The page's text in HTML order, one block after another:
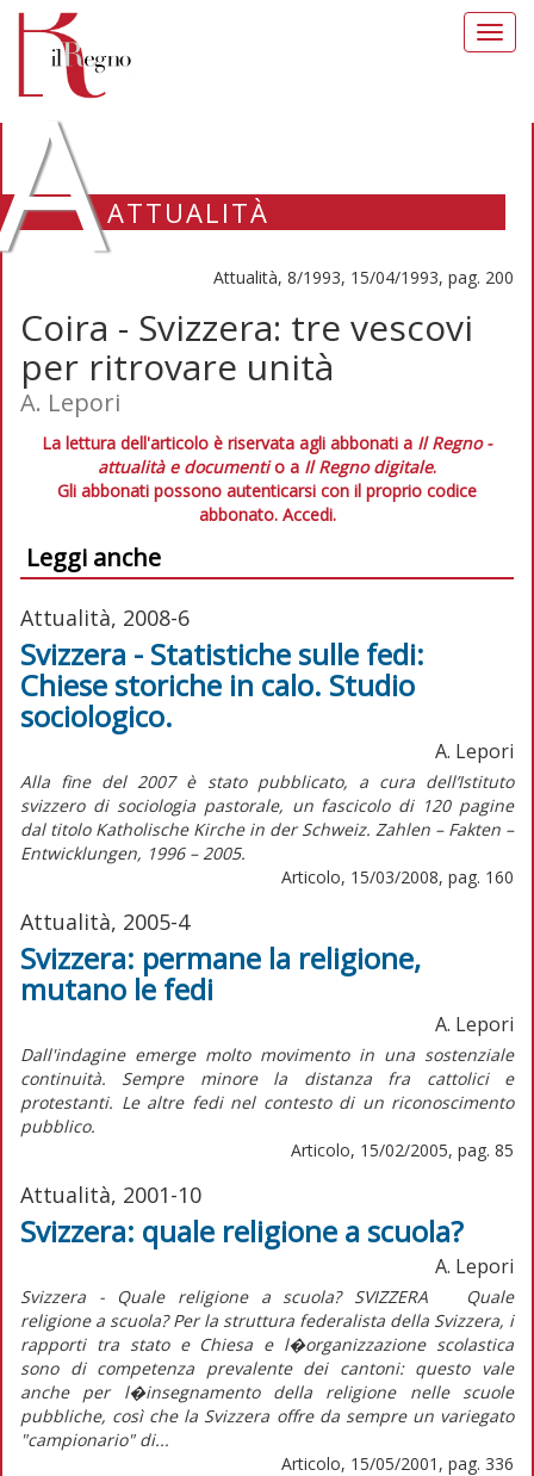
ATTUALITÀ
Attualità, 8/1993, 15/04/1993, pag. 200
Coira - Svizzera: tre vescovi
per ritrovare unità
A. Lepori
La lettura dell'articolo è riservata agli abbonati a Il Regno -
attualità e documentio a Il Regno digitale.
Gli abbonati possono autenticarsi con il proprio codice
abbonato. Accedi.
Leggi anche
Attualità, 2008-6
Svizzera - Statistiche sulle fedi:
Chiese storiche in calo. Studio
sociologico.
A. Lepori
Alla fine del 2007 è stato pubblicato, a cura dell’Istituto
svizzero di sociologia pastorale, un fascicolo di 120 pagine
dal titolo Katholische Kirche in der Schweiz. Zahlen – Fakten –
Entwicklungen, 1996 – 2005.
Articolo, 15/03/2008, pag. 160
Attualità, 2005-4
Svizzera: permane la religione,
mutano le fedi
A. Lepori
Dall'indagine emerge molto movimento in una sostenziale
continuità. Sempre minore la distanza fra cattolici e
protestanti. Le altre fedi nel contesto di un riconoscimento
pubblico.
Articolo, 15/02/2005, pag. 85
Attualità, 2001-10
Svizzera: quale religione a scuola?
A. Lepori
Svizzera - Quale religione a scuola? SVIZZERA Quale
religione a scuola? Per la struttura federalista della Svizzera, i
rapporti tra stato e Chiesa e l�organizzazione scolastica
sono di competenza prevalente dei cantoni: questo vale
anche per l�insegnamento della religione nelle scuole
pubbliche, così che la Svizzera offre da sempre un variegato
"campionario" di...
Articolo, 15/05/2001, pag. 336